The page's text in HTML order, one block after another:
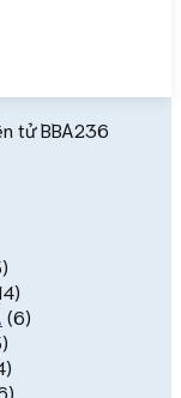
tử BBA236
(6)